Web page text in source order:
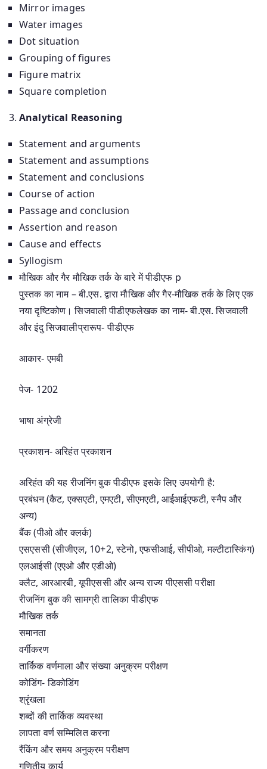
Mirror images
Water images
Dot situation
Grouping of figures
Figure matrix
Square completion
Analytical Reasoning
Statement and arguments
Statement and assumptions
Statement and conclusions
Course of action
Passage and conclusion
Assertion and reason
Cause and effects
Syllogism
मौखिक और गैर मौखिक तर्क के बारे में पीडीएफ p
पुस्तक का नाम – बी.एस. द्वारा मौखिक और गैर-मौखिक तर्क के लिए एक
नया दृष्टिकोण। सिजवाली पीडीएफलेखक का नाम- बी.एस. सिजवाली
और इंदु सिजवालीप्रारूप- पीडीएफ
आकार- एमबी
पेज- 1202
भाषा अंग्रेजी
प्रकाशन- अरिहंत प्रकाशन
अरिहंत की यह रीजनिंग बुक पीडीएफ इसके लिए उपयोगी है:
प्रबंधन (कैट, एक्सएटी, एमएटी, सीएमएटी, आईआईएफटी, स्नैप और
अन्य)
बैंक (पीओ और क्लर्क)
एसएससी (सीजीएल, 10+2, स्टेनो, एफसीआई, सीपीओ, मल्टीटास्किंग)
एलआईसी (एएओ और एडीओ)
क्लैट, आरआरबी, यूपीएससी और अन्य राज्य पीएससी परीक्षा
रीजनिंग बुक की सामग्री तालिका पीडीएफ
मौखिक तर्क
समानता
वर्गीकरण
तार्किक वर्णमाला और संख्या अनुक्रम परीक्षण
कोडिंग- डिकोडिंग
श्रृंखला
शब्दों की तार्किक व्यवस्था
लापता वर्ण सम्मिलित करना
रैंकिंग और समय अनुक्रम परीक्षण
गणितीय कार्य